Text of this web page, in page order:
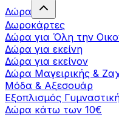
Δώρα
Δωροκάρτες
Δώρα για Όλη την
Δώρα για εκείνη
Δώρα για εκείνον
Δώρα Μαγειρικής &
Μόδα & Αξεσουάρ
Εξοπλισμός
Δώρα κάτω των 10€